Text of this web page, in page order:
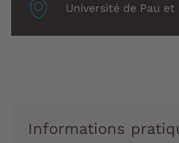
Localisation
Université de Pau et
Informations